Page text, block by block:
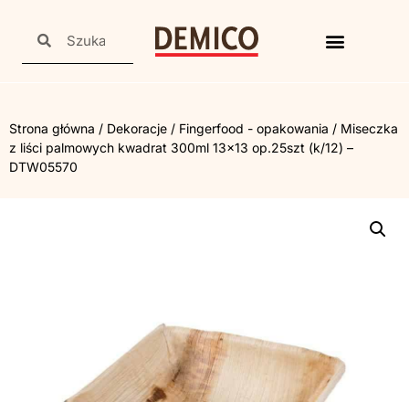
Strona główna / Dekoracje / Fingerfood - opakowania / Miseczka
z liści palmowych kwadrat 300ml 13×13 op.25szt (k/12) –
DTW05570